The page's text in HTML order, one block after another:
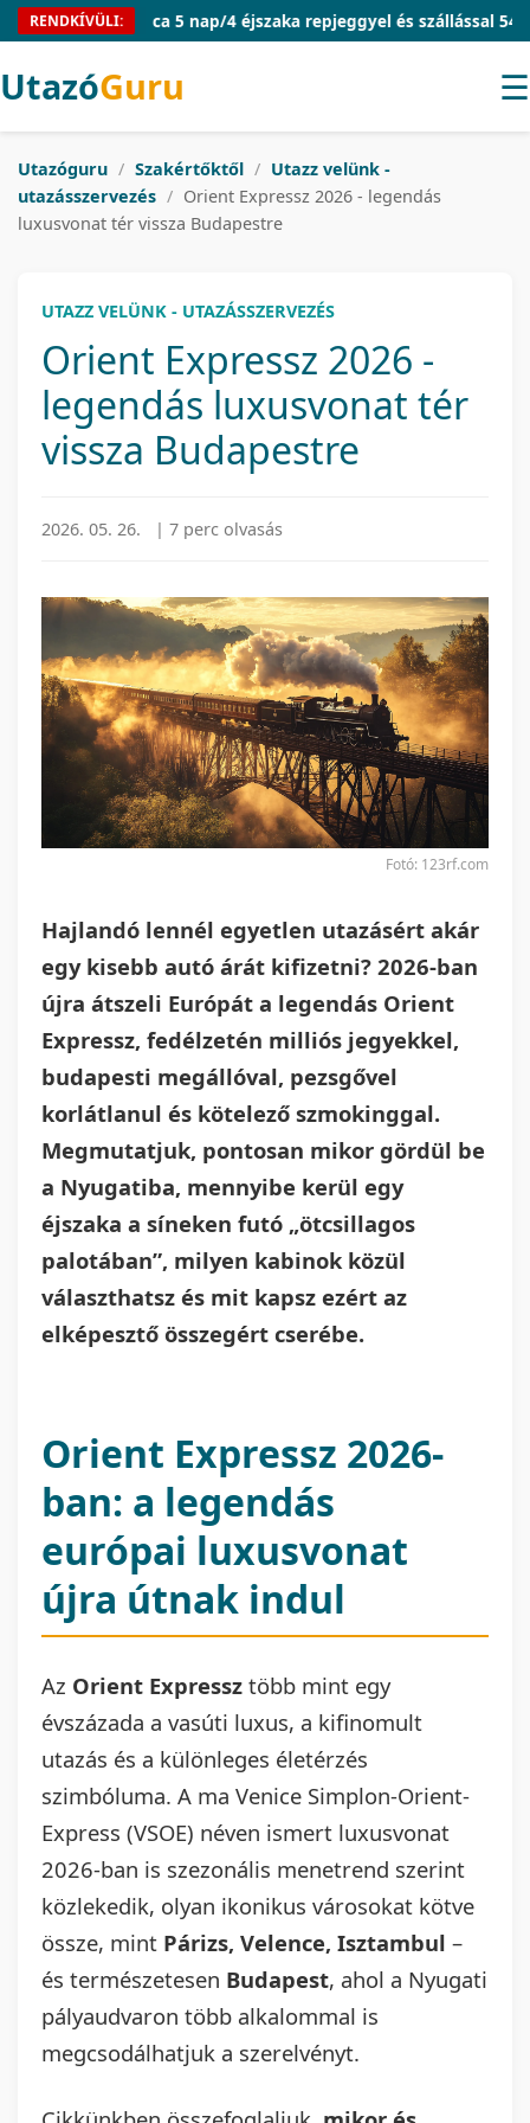
RENDKÍVÜLI:
Mallorca 5 nap/4 éjszaka repjeggyel és szállással 54.910 Ft/
UtazóGuru ☰
Utazóguru / Szakértőktől / Utazz velünk -
utazásszervezés / Orient Expressz 2026 - legendás
luxusvonat tér vissza Budapestre
UTAZZ VELÜNK - UTAZÁSSZERVEZÉS
Orient Expressz 2026 -
legendás luxusvonat tér
vissza Budapestre
2026. 05. 26. | 7 perc olvasás
Fotó: 123rf.com
Hajlandó lennél egyetlen utazásért akár
egy kisebb autó árát kifizetni? 2026-ban
újra átszeli Európát a legendás Orient
Expressz, fedélzetén milliós jegyekkel,
budapesti megállóval, pezsgővel
korlátlanul és kötelező szmokinggal.
Megmutatjuk, pontosan mikor gördül be
a Nyugatiba, mennyibe kerül egy
éjszaka a síneken futó „ötcsillagos
palotában”, milyen kabinok közül
választhatsz és mit kapsz ezért az
elképesztő összegért cserébe.
Orient Expressz 2026-
ban: a legendás
európai luxusvonat
újra útnak indul
Az Orient Expressz több mint egy
évszázada a vasúti luxus, a kifinomult
utazás és a különleges életérzés
szimbóluma. A ma Venice Simplon-Orient-
Express (VSOE) néven ismert luxusvonat
2026-ban is szezonális menetrend szerint
közlekedik, olyan ikonikus városokat kötve
össze, mint Párizs, Velence, Isztambul –
és természetesen Budapest, ahol a Nyugati
pályaudvaron több alkalommal is
megcsodálhatjuk a szerelvényt.